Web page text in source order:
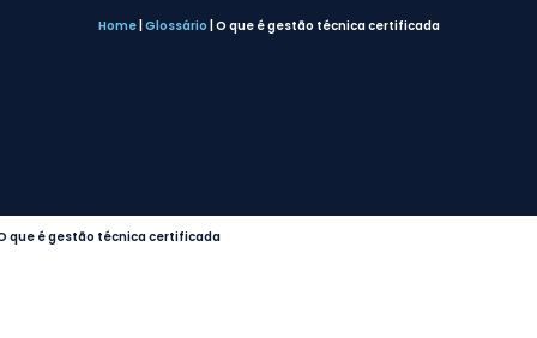
Home| Glossário O que é gestão técnica certificada
que é gestão técnica certificada